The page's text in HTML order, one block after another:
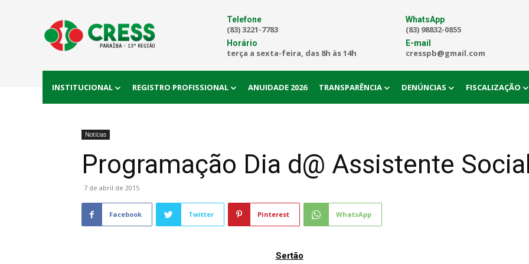
Telefone
(83) 3221-7783
Horário
terça a sexta-feira, das 8h às 14h
WhatsApp
(83) 98832-0855
E-mail
cresspb@gmail.com
INSTITUCIONAL REGISTRO PROFISSIONAL ANUIDADE 2026 TRANSPARÊNCIA DENÚNCIAS FISCALIZAÇÃO
Notícias
Programação Dia d@ Assistente Social
7 de abril de 2015
Facebook Twitter Pinterest WhatsApp
Sertão